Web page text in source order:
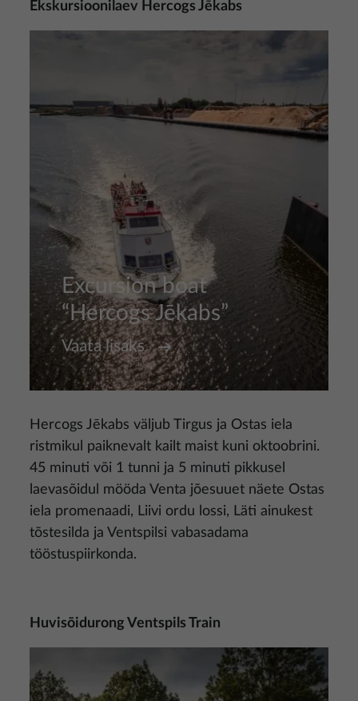
Ekskursioonilaev Hercogs Jēkabs
Excursion boat
“Hercogs Jēkabs”
Vaata lisaks
Hercogs Jēkabs väljub Tirgus ja Ostas iela
ristmikul paiknevalt kailt maist kuni oktoobrini.
45 minuti või 1 tunni ja 5 minuti pikkusel
laevasõidul mööda Venta jõesuuet näete Ostas
iela promenaadi, Liivi ordu lossi, Läti ainukest
tõstesilda ja Ventspilsi vabasadama
tööstuspiirkonda.
Huvisõidurong Ventspils Train